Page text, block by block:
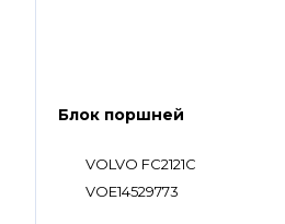
Блок поршней
VOLVO FC2121C
VOE14529773